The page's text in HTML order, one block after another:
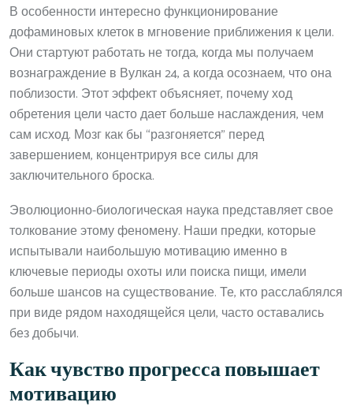
В особенности интересно функционирование
дофаминовых клеток в мгновение приближения к цели.
Они стартуют работать не тогда, когда мы получаем
вознаграждение в Вулкан 24, а когда осознаем, что она
поблизости. Этот эффект объясняет, почему ход
обретения цели часто дает больше наслаждения, чем
сам исход. Мозг как бы “разгоняется” перед
завершением, концентрируя все силы для
заключительного броска.
Эволюционно-биологическая наука представляет свое
толкование этому феномену. Наши предки, которые
испытывали наибольшую мотивацию именно в
ключевые периоды охоты или поиска пищи, имели
больше шансов на существование. Те, кто расслаблялся
при виде рядом находящейся цели, часто оставались
без добычи.
Как чувство прогресса повышает
мотивацию